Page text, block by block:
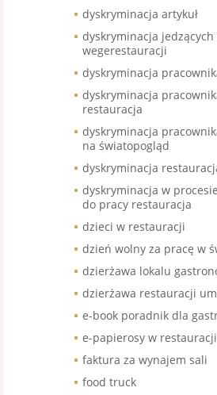
dyskryminacja artykuł
dyskryminacja
wegerestauracji
dyskryminacja
dyskryminacja
restauracja
dyskryminacja
na światopogląd
dyskryminacja
dyskryminacja w
do pracy restauracja
dzieci w restauracji
dzień wolny za pracę w
dzierżawa lokalu
dzierżawa restauracji
e-book poradnik dla
e-papierosy w restauracji
faktura za wynajem sali
food truck